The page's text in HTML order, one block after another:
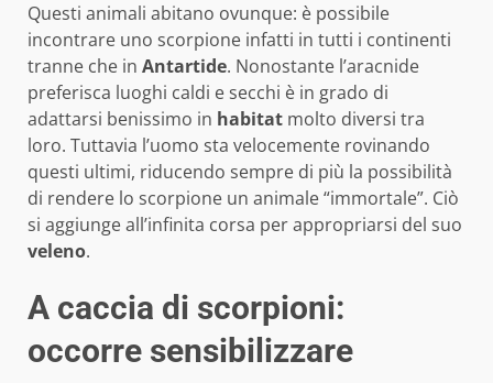
Questi animali abitano ovunque: è possibile
incontrare uno scorpione infatti in tutti i continenti
tranne che in Antartide. Nonostante l’aracnide
preferisca luoghi caldi e secchi è in grado di
adattarsi benissimo in habitat molto diversi tra
loro. Tuttavia l’uomo sta velocemente rovinando
questi ultimi, riducendo sempre di più la possibilità
di rendere lo scorpione un animale “immortale”. Ciò
si aggiunge all’infinita corsa per appropriarsi del suo
veleno.
A caccia di scorpioni:
occorre sensibilizzare